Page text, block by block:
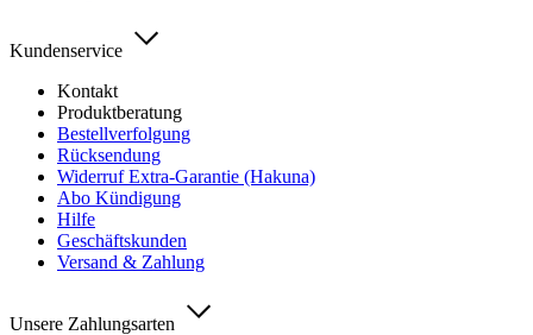
Kundenservice
Kontakt
Produktberatung
Bestellverfolgung
Rücksendung
Widerruf Extra-Garantie (Hakuna)
Abo Kündigung
Hilfe
Geschäftskunden
Versand & Zahlung
Unsere Zahlungsarten